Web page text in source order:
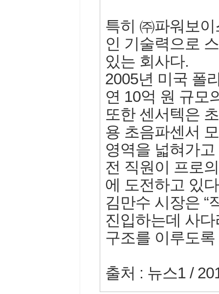
특히 ㈜파워보
인 기술력으로
있는 회사다.
2005년 미국 폴
연 10억 원 규
또한 센서텍은
용 초음파센서
영역을 넓혀가
전 직원이 프로
에 도전하고
김만수 시장은 “
진입하는데 사
구조를 이루도
출처 : 뉴스1 /